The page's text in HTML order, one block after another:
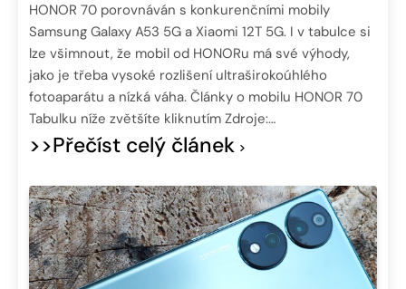
HONOR 70 porovnáván s konkurenčními mobily
Samsung Galaxy A53 5G a Xiaomi 12T 5G. I v tabulce si
lze všimnout, že mobil od HONORu má své výhody,
jako je třeba vysoké rozlišení ultraširokoúhlého
fotoaparátu a nízká váha. Články o mobilu HONOR 70
Tabulku níže zvětšíte kliknutím Zdroje:…
>>Přečíst celý článek